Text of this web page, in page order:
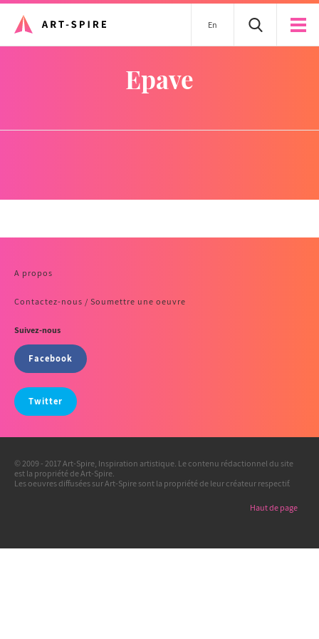
En
epave
A propos
Contactez-nous / Soumettre une oeuvre
Suivez-nous
Facebook
Twitter
© 2009 - 2017 Art-Spire, Inspiration artistique. Le contenu rédactionnel du site
est la propriété de Art-Spire.
Les oeuvres diffusées sur Art-Spire sont la propriété de leur créateur respectif.
Haut de page